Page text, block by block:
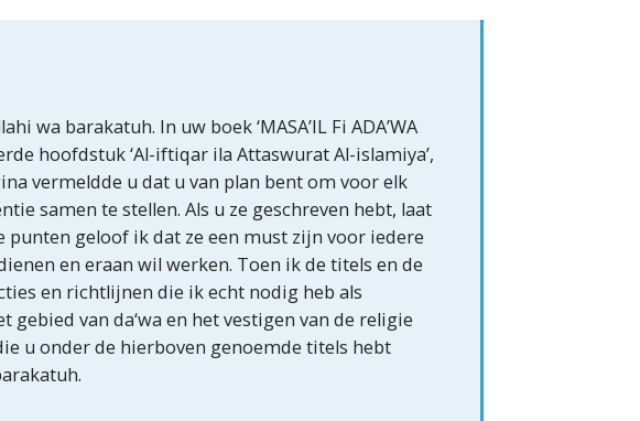
wa barakatuh. In uw boek ‘MASA’IL Fi ADA’WA
hoofdstuk ‘Al-iftiqar ila Attaswurat Al-islamiya’,
vermeldde u dat u van plan bent om voor elk
samen te stellen. Als u ze geschreven hebt, laat
geloof ik dat ze een must zijn voor iedere
en eraan wil werken. Toen ik de titels en de
en richtlijnen die ik echt nodig heb als
van da‘wa en het vestigen van de religie
u onder de hierboven genoemde titels hebt